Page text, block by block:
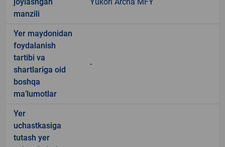
manzili
Yer maydonidan
foydalanish
tartibi va
shartlariga oid
boshqa
ma’lumotlar
-
Yer
uchastkasiga
tutash yer